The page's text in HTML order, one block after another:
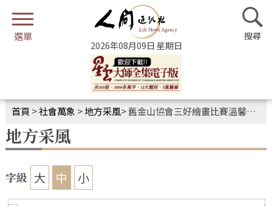
2026年08月09日 星期日
首頁 >社會萬象 >地方采風>舊金山協會三好繪畫比賽溫馨登場 畫出幸福與希望
地方采風
字級 大 中 小